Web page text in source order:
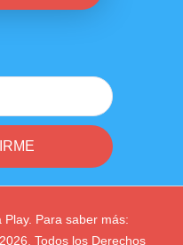
Para saber más:
Todos los Derechos